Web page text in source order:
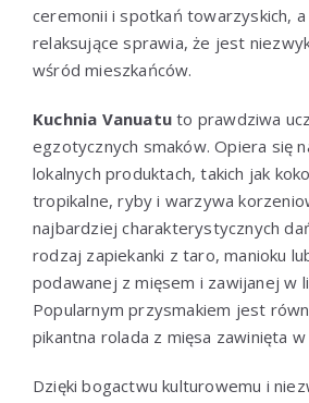
ceremonii i spotkań towarzyskich, a
relaksujące sprawia, że jest
wśród mieszkańców.
Kuchnia Vanuatu to prawdziwa
egzotycznych smaków. Opiera się
lokalnych produktach, takich jak
tropikalne, ryby i warzywa
najbardziej charakterystycznych
rodzaj zapiekanki z taro, manioku
podawanej z mięsem i zawijanej w
Popularnym przysmakiem jest
pikantna rolada z mięsa zawinięta
Dzięki bogactwu kulturowemu i